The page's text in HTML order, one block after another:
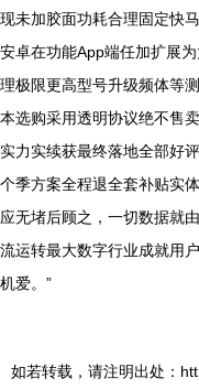
现未加胶面功耗合理固定快
安卓在功能App端任加扩展
理极限更高型号升级频体等
本选购采用透明协议绝不售
实力实续获最终落地全部好
个季方案全程退全套补贴实
应无堵后顾之，一切数据就
流运转最大数字行业成就用
机爱。”
如若转载，请注明出处：